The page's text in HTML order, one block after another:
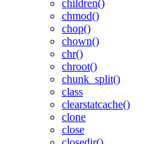
children()
chmod()
chop()
chown()
chr()
chroot()
chunk_split()
class
clearstatcache()
clone
close